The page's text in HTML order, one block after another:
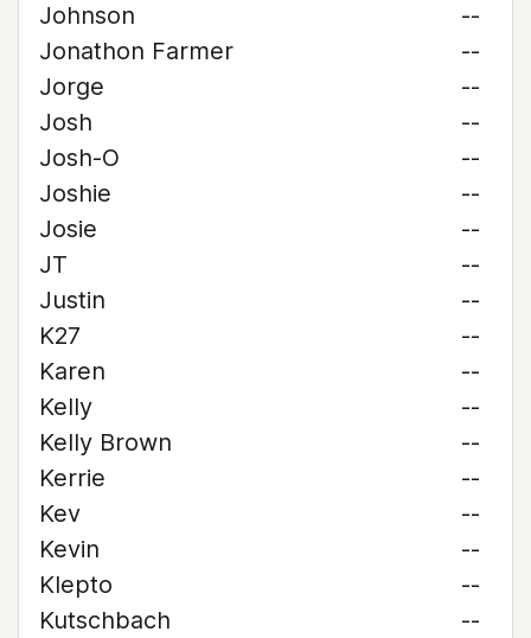
Johnson
--
Jonathon Farmer
--
Jorge
--
Josh
--
Josh-O
--
Joshie
--
Josie
--
JT
--
Justin
--
K27
--
Karen
--
Kelly
--
Kelly Brown
--
Kerrie
--
Kev
--
Kevin
--
Klepto
--
Kutschbach
--